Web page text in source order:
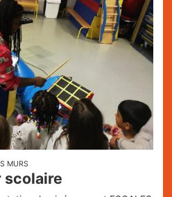
MURS
scolaire